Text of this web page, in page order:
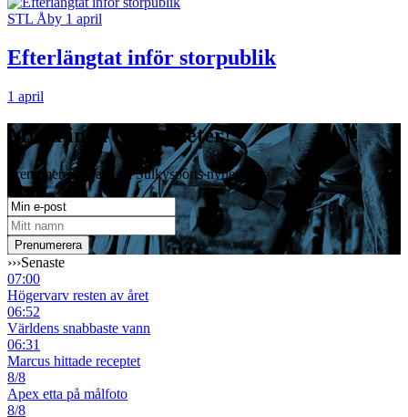
STL Åby 1 april
Efterlängtat inför storpublik
1 april
Missa inga travnyheter!
Prenumerera gratis på Sulkysports nyhetsbrev
›››Senaste
07:00
Högervarv resten av året
06:52
Världens snabbaste vann
06:31
Marcus hittade receptet
8/8
Apex etta på målfoto
8/8